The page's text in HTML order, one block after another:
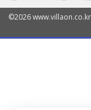
©2026